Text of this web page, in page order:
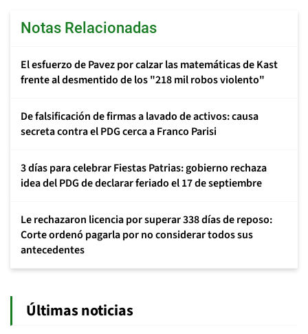
Notas Relacionadas
El esfuerzo de Pavez por calzar las matemáticas de Kast
frente al desmentido de los "218 mil robos violento"
De falsificación de firmas a lavado de activos: causa
secreta contra el PDG cerca a Franco Parisi
3 días para celebrar Fiestas Patrias: gobierno rechaza
idea del PDG de declarar feriado el 17 de septiembre
Le rechazaron licencia por superar 338 días de reposo:
Corte ordenó pagarla por no considerar todos sus
antecedentes
Últimas noticias